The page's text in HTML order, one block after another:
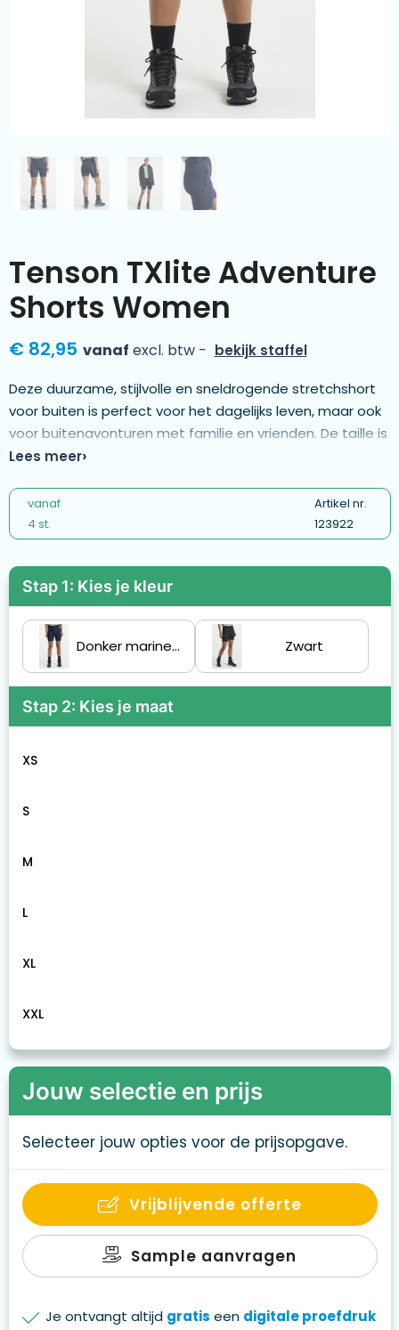
Kleding & textiel
Duurzamere geschenken
Luxe geschenken
Meer categorieën
Wijn
Tenson TXlite Adventure
Shorts Women
€ 82,95 vanaf excl. btw - bekijk staffel
Deze duurzame, stijlvolle en sneldrogende stretchshort
voor buiten is perfect voor het dagelijks leven, maar ook
voor buitenavonturen met familie en vrienden. De taille is
verstelbaar voor een goede pasvorm. De twee
portemonnee en sleutels veilig te houden. Aan de
achterkant bevinden zich twee extra zakken voor extra
opbergruimte. De short is gemaakt van een lichtgewicht
stof en past zelfs in de kleinste tas. Perfect voor lange
wandelingen als het weer wisselvallig lijkt. Hij heeft een
PFC-vrije waterafstotende afwerking.
Lees meer
vanaf
4 st.
Artikel nr.
123922
Stap 1: Kies je kleur
Donker marineblauw Zwart
Stap 2: Kies je maat
XS
S
M
L
XL
XXL
Jouw selectie en prijs
Selecteer jouw opties voor de prijsopgave.
Vrijblijvende offerte
Sample aanvragen
Je ontvangt altijd gratis een digitale proefdruk